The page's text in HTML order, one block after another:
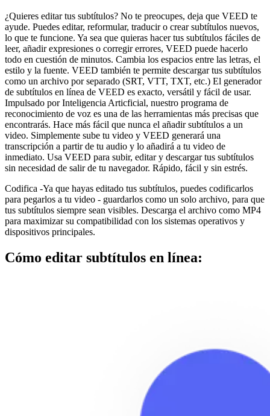
¿Quieres editar tus subtítulos? No te preocupes, deja que VEED te
ayude. Puedes editar, reformular, traducir o crear subtítulos nuevos,
lo que te funcione. Ya sea que quieras hacer tus subtítulos fáciles de
leer, añadir expresiones o corregir errores, VEED puede hacerlo
todo en cuestión de minutos. Cambia los espacios entre las letras, el
estilo y la fuente. VEED también te permite descargar tus subtítulos
como un archivo por separado (SRT, VTT, TXT, etc.) El generador
de subtítulos en línea de VEED es exacto, versátil y fácil de usar.
Impulsado por Inteligencia Articficial, nuestro programa de
reconocimiento de voz es una de las herramientas más precisas que
encontrarás. Hace más fácil que nunca el añadir subtítulos a un
video. Simplemente sube tu video y VEED generará una
transcripción a partir de tu audio y lo añadirá a tu video de
inmediato. Usa VEED para subir, editar y descargar tus subtítulos
sin necesidad de salir de tu navegador. Rápido, fácil y sin estrés.
Codifica -Ya que hayas editado tus subtítulos, puedes codificarlos
para pegarlos a tu video - guardarlos como un solo archivo, para que
tus subtítulos siempre sean visibles. Descarga el archivo como MP4
para maximizar su compatibilidad con los sistemas operativos y
dispositivos principales.
Cómo editar subtítulos en línea: